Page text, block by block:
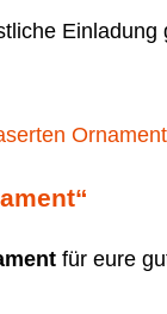
für eure